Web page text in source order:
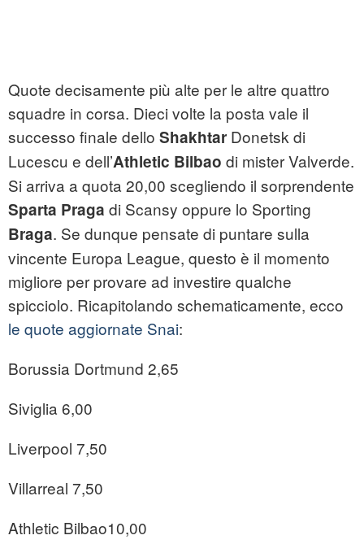
Quote decisamente più alte per le altre quattro
squadre in corsa. Dieci volte la posta vale il
successo finale dello Shakhtar Donetsk di
Lucescu e dell’Athletic Bilbao di mister Valverde.
Si arriva a quota 20,00 scegliendo il sorprendente
Sparta Praga di Scansy oppure lo Sporting
Braga. Se dunque pensate di puntare sulla
vincente Europa League, questo è il momento
migliore per provare ad investire qualche
spicciolo. Ricapitolando schematicamente, ecco
le quote aggiornate Snai:
Borussia Dortmund 2,65
Siviglia 6,00
Liverpool 7,50
Villarreal 7,50
Athletic Bilbao10,00